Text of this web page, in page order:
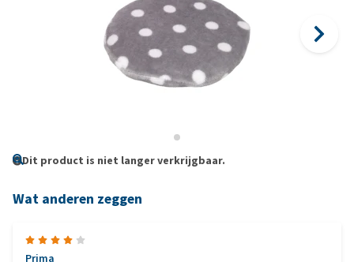
Dit product is niet langer verkrijgbaar.
Wat anderen zeggen
Prima